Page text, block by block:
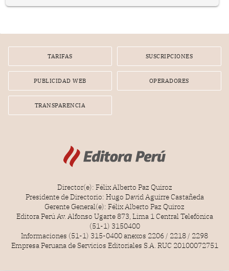
por la frustrada realización de un meet and greet con
TARIFAS SUSCRIPCIONES
PUBLICIDAD WEB OPERADORES
TRANSPARENCIA
Director(e): Félix Alberto Paz Quiroz
Presidente de Directorio: Hugo David Aguirre Castañeda
Gerente General(e): Félix Alberto Paz Quiroz
Editora Perú Av. Alfonso Ugarte 873, Lima 1 Central Telefónica
(51-1) 3150400
Informaciones (51-1) 315-0400 anexos 2206 / 2218 / 2298
Empresa Peruana de Servicios Editoriales S.A. RUC 20100072751